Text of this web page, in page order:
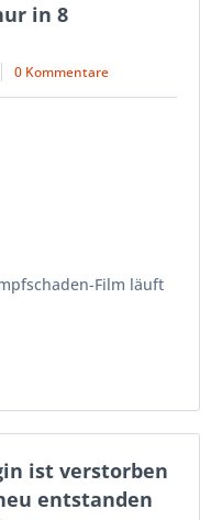
in 8
0 Kommentare
Film läuft
ist verstorben
entstanden